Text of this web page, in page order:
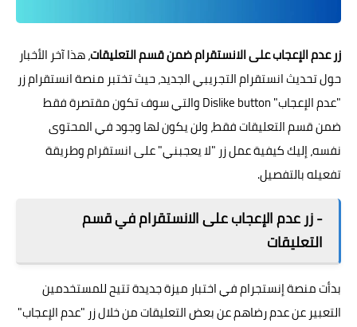
زر عدم الإعجاب على الانستقرام ضمن قسم التعليقات، هذا آخر الأخبار
حول تحديث انستقرام التجريبي الجديد، حيث تختبر منصة انستقرام زر
"عدم الإعجاب" Dislike button والتي سوف تكون مقتصرة فقط
ضمن قسم التعليقات فقط، ولن يكون لها وجود في المحتوى
نفسه، إليك كيفية عمل زر "لا يعجبني" على انستقرام وطريقة
تفعيله بالتفصيل.
- زر عدم الإعجاب على الانستقرام في قسم
التعليقات
بدأت منصة إنستجرام في اختبار ميزة جديدة تتيح للمستخدمين
التعبير عن عدم رضاهم عن بعض التعليقات من خلال زر "عدم الإعجاب"